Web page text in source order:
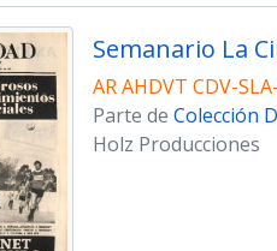
Semanario La
AR AHDVT CDV-
Parte de Colección
Holz Producciones